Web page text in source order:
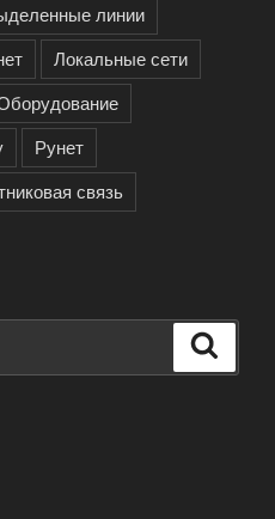
линии
Локальные сети
Рунет
связь